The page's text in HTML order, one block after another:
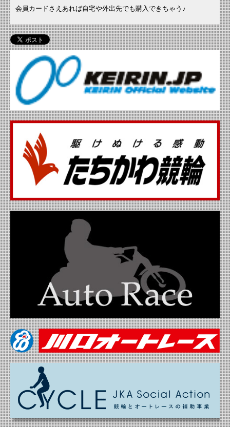
会員カードさえあれば自宅や外出先でも購入できちゃう♪